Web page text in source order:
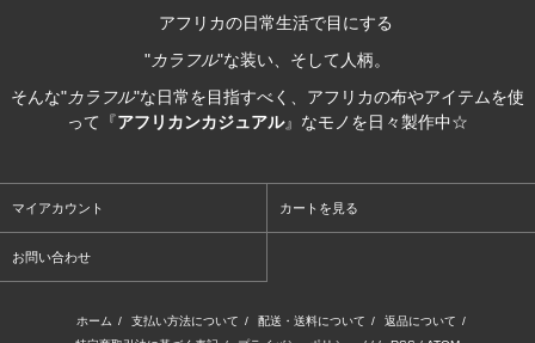
アフリカの日常生活で目にする
"カラフル"な装い、そして人柄。
そんな"カラフル"な日常を目指すべく、アフリカの布やアイテムを使
って『アフリカンカジュアル』なモノを日々製作中☆
マイアカウント カートを見る
お問い合わせ
ホーム / 支払い方法について / 配送・送料について / 返品について /